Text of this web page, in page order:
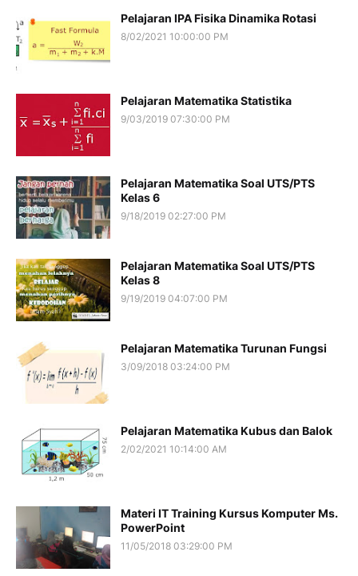
Pelajaran IPA Fisika Dinamika Rotasi
8/02/2021 10:00:00 PM
Pelajaran Matematika Statistika
9/03/2019 07:30:00 PM
Pelajaran Matematika Soal UTS/PTS
Kelas 6
9/18/2019 02:27:00 PM
Pelajaran Matematika Soal UTS/PTS
Kelas 8
9/19/2019 04:07:00 PM
Pelajaran Matematika Turunan Fungsi
3/09/2018 03:24:00 PM
Pelajaran Matematika Kubus dan Balok
2/02/2021 10:14:00 AM
Materi IT Training Kursus Komputer Ms.
PowerPoint
11/05/2018 03:29:00 PM